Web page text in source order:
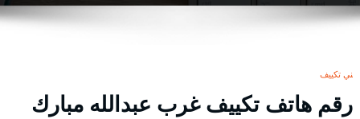
فني تكييف
رقم هاتف تكييف غرب عبدالله مبارك